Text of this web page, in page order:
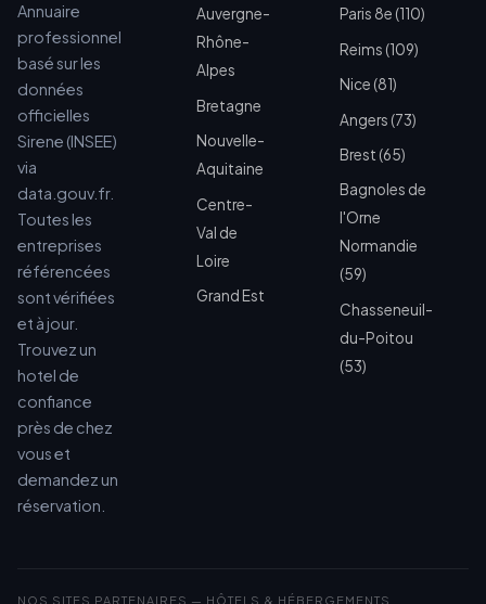
Annuaire
professionnel
basé sur les
données
officielles
Sirene (INSEE)
via
data.gouv.fr.
Toutes les
entreprises
référencées
sont vérifiées
et à jour.
Trouvez un
hotel de
confiance
près de chez
vous et
demandez un
réservation.
Auvergne-
Rhône-
Alpes
Bretagne
Nouvelle-
Aquitaine
Centre-
Val de
Loire
Grand Est
Paris 8e (110)
Reims (109)
Nice (81)
Angers (73)
Brest (65)
Bagnoles de
l'Orne
Normandie
(59)
Chasseneuil-
du-Poitou
(53)
NOS SITES PARTENAIRES — HÔTELS & HÉBERGEMENTS